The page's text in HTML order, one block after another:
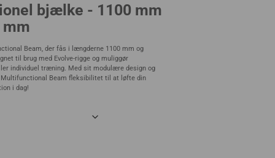
bjælke - 1100 mm
Beam, der fås i længderne 1100 mm og
til brug med Evolve-rigge og muliggør
individuel træning. Med sit modulære design og
Beam fleksibilitet til at løfte din
i dag!